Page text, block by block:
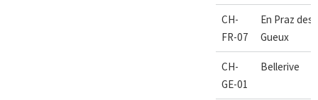
CH-
FR-07
En Praz des
Gueux
CH-
GE-01
Bellerive